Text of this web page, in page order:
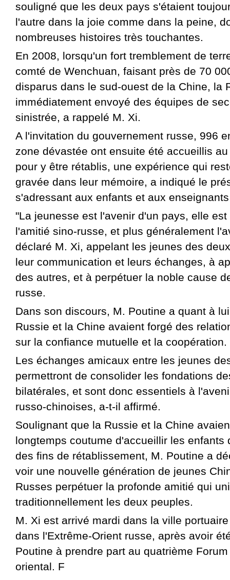
souligné que les deux pays s'étaient
l'autre dans la joie comme dans la peine,
nombreuses histoires très touchantes.
En 2008, lorsqu'un fort tremblement de
comté de Wenchuan, faisant près de 70
disparus dans le sud-ouest de la Chine, la
immédiatement envoyé des équipes de
sinistrée, a rappelé M. Xi.
A l'invitation du gouvernement russe, 996
zone dévastée ont ensuite été accueillis
pour y être rétablis, une expérience qui
gravée dans leur mémoire, a indiqué le
s'adressant aux enfants et aux
"La jeunesse est l'avenir d'un pays, elle
l'amitié sino-russe, et plus généralement
déclaré M. Xi, appelant les jeunes des
leur communication et leurs échanges, à
des autres, et à perpétuer la noble cause
russe.
Dans son discours, M. Poutine a quant à
Russie et la Chine avaient forgé des
sur la confiance mutuelle et la coopération.
Les échanges amicaux entre les jeunes
permettront de consolider les fondations
bilatérales, et sont donc essentiels à
russo-chinoises, a-t-il affirmé.
Soulignant que la Russie et la Chine
longtemps coutume d'accueillir les enfants
des fins de rétablissement, M. Poutine a
voir une nouvelle génération de jeunes
Russes perpétuer la profonde amitié qui
traditionnellement les deux peuples.
M. Xi est arrivé mardi dans la ville
dans l'Extrême-Orient russe, après avoir
Poutine à prendre part au quatrième
oriental. F